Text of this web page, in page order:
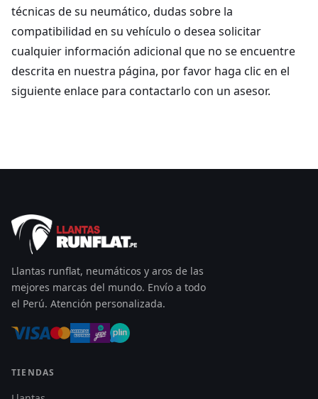
técnicas de su neumático, dudas sobre la
compatibilidad en su vehículo o desea solicitar
cualquier información adicional que no se encuentre
descrita en nuestra página, por favor haga clic en el
siguiente enlace para contactarlo con un asesor.
Llantas runflat, neumáticos y aros de las
mejores marcas del mundo. Envío a todo
el Perú. Atención personalizada.
TIENDAS